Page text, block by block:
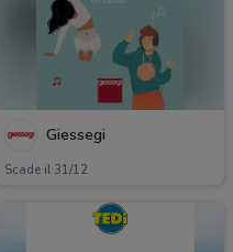
Giessegi
Scade il 31/12